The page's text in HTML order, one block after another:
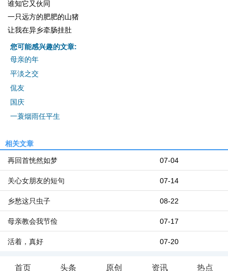
谁知它又伙同
一只远方的肥肥的山猪
让我在异乡牵肠挂肚
您可能感兴趣的文章:
母亲的年
平淡之交
侃友
国庆
一蓑烟雨任平生
相关文章
07-04
再回首恍然如梦
07-14
关心女朋友的短句
08-22
乡愁这只虫子
07-17
母亲教会我节俭
07-20
活着，真好
首页 头条 原创 资讯 热点